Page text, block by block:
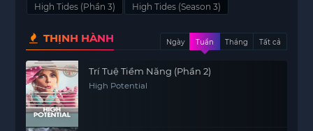
High Tides (Phần 3) High Tides (Season 3)
THỊNH HÀNH Ngày Tuần Tháng Tất cả
Trí Tuệ Tiềm Năng (Phần 2)
High Potential